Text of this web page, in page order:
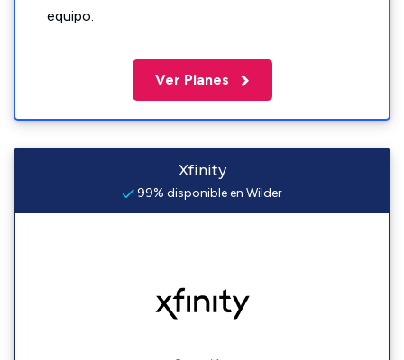
equipo.
Ver Planes
Xfinity
99% disponible en Wilder